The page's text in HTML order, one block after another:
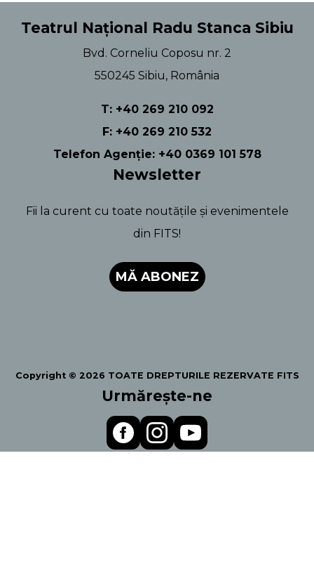
Teatrul Național Radu Stanca Sibiu
Bvd. Corneliu Coposu nr. 2
550245 Sibiu, România
T: +40 269 210 092
F: +40 269 210 532
Telefon Agenție: +40 0369 101 578
Newsletter
Fii la curent cu toate noutățile și evenimentele
din FITS!
MĂ ABONEZ
Copyright © 2026 TOATE DREPTURILE REZERVATE FITS
Urmărește-ne